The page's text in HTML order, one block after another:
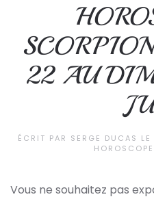
22 AU
ÉCRIT PAR SERGE DUCAS LE
HOROSCOPE
Vous ne souhaitez pas